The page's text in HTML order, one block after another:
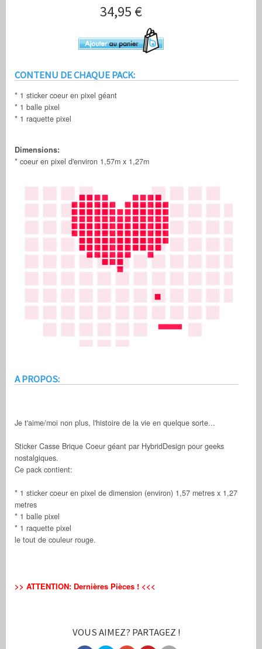
34,95 €
CONTENU DE CHAQUE PACK:
* 1 sticker coeur en pixel géant
* 1 balle pixel
* 1 raquette pixel
Dimensions:
* coeur en pixel d'environ 1,57m x 1,27m
A PROPOS:
Je t'aime/moi non plus, l'histoire de la vie en quelque sorte...
Sticker Casse Brique Coeur géant par HybridDesign pour geeks
nostalgiques.
Ce pack contient:
* 1 sticker coeur en pixel de dimension (environ) 1,57 metres x 1,27
metres
* 1 balle pixel
* 1 raquette pixel
le tout de couleur rouge.
>> ATTENTION: Dernières Pièces ! <<<
VOUS AIMEZ? PARTAGEZ !